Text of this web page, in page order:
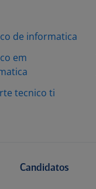
de informatica
em
tecnico ti
Candidatos